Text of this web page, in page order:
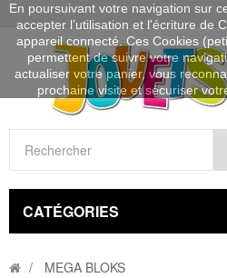
CATÉGORIES
MEGA BLOKS
En poursuivant votre navigation sur
accepter l’utilisation et l'écriture de
appareil connecté. Ces Cookies
permettent de suivre votre
actualiser votre panier, vous
prochaine visite et sécuriser